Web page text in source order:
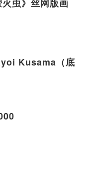
虫》丝网版画
Kusama（底